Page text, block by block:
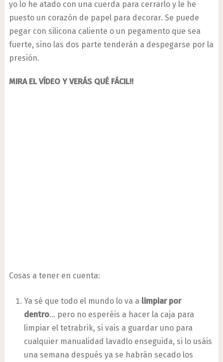
yo lo he atado con una cuerda para cerrarlo y le he
puesto un corazón de papel para decorar. Se puede
pegar con silicona caliente o un pegamento que sea
fuerte, sino las dos parte tenderán a despegarse por la
presión.
MIRA EL VÍDEO Y VERÁS QUÉ FÁCIL!!
Cosas a tener en cuenta:
Ya sé que todo el mundo lo va a limpiar por
dentro… pero no esperéis a hacer la caja para
limpiar el tetrabrik, si vais a guardar uno para
cualquier manualidad lavadlo enseguida, si lo usáis
una semana después ya se habrán secado los